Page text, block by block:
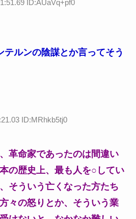
ID:AUaVq+pf0
テルンの陰謀とか言ってそう
ID:MRhkb5tj0
革命家であったのは間違い
の歴史上、最も人を○してい
そういう亡くなった方たち
々の怒りとか、そういう業